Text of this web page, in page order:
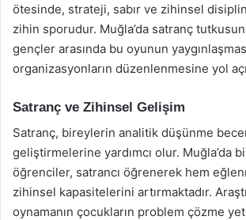
ötesinde, strateji, sabır ve zihinsel
zihin sporudur. Muğla’da satranç
gençler arasında bu oyunun
organizasyonların düzenlenmesine yol
Satranç ve Zihinsel Gelişim
Satranç, bireylerin analitik düşünme
geliştirmelerine yardımcı olur. Muğla’da
öğrenciler, satrancı öğrenerek hem
zihinsel kapasitelerini artırmaktadır.
oynamanın çocukların problem çözme